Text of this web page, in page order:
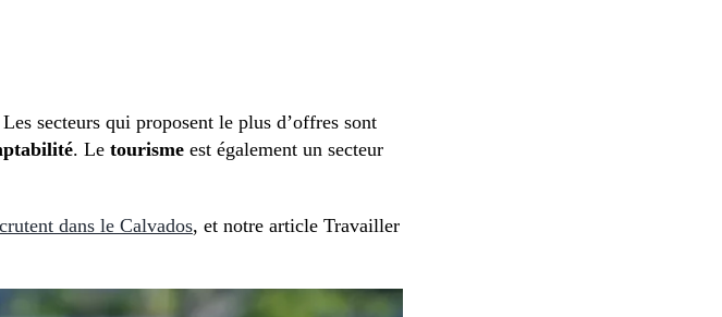
secteurs qui proposent le plus d’offres sont
. Le tourismeest également un secteur
dans le Calvados, et notre article Travailler